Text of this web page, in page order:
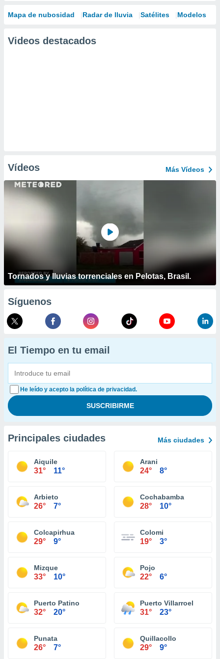
Mapa de nubosidad Radar de lluvia Satélites Modelos
Videos destacados
Vídeos Más Vídeos
Tornados y lluvias torrenciales en Pelotas, Brasil.
Síguenos
El Tiempo en tu email
He leído y acepto la política de privacidad.
Principales ciudades Más ciudades
Aiquile
31° 11°
Arani
24° 8°
Arbieto
26° 7°
Cochabamba
28° 10°
Colcapirhua
29° 9°
Colomi
19° 3°
Mizque
33° 10°
Pojo
22° 6°
Puerto Patino
32° 20°
Puerto Villarroel
31° 23°
Punata
26° 7°
Quillacollo
29° 9°